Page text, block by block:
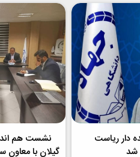
نشست هم
گیلان با معاون
دار ریاست
شد